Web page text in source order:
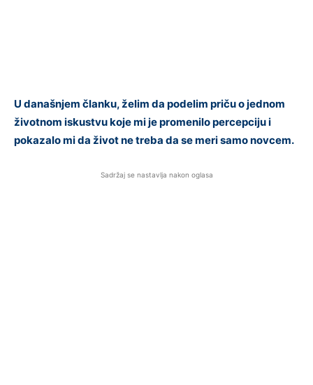
U današnjem članku, želim da podelim priču o jednom
životnom iskustvu koje mi je promenilo percepciju i
pokazalo mi da život ne treba da se meri samo novcem.
Sadržaj se nastavlja nakon oglasa